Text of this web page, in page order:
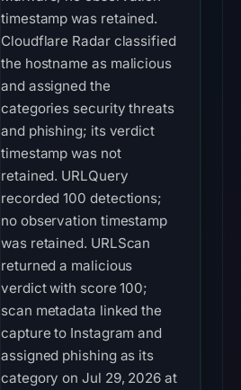
timestamp was retained.
Cloudflare Radar classified
the hostname as malicious
and assigned the
categories security threats
and phishing; its verdict
timestamp was not
retained. URLQuery
recorded 100 detections;
no observation timestamp
was retained. URLScan
returned a malicious
verdict with score 100;
scan metadata linked the
capture to Instagram and
assigned phishing as its
category on Jul 29, 2026 at